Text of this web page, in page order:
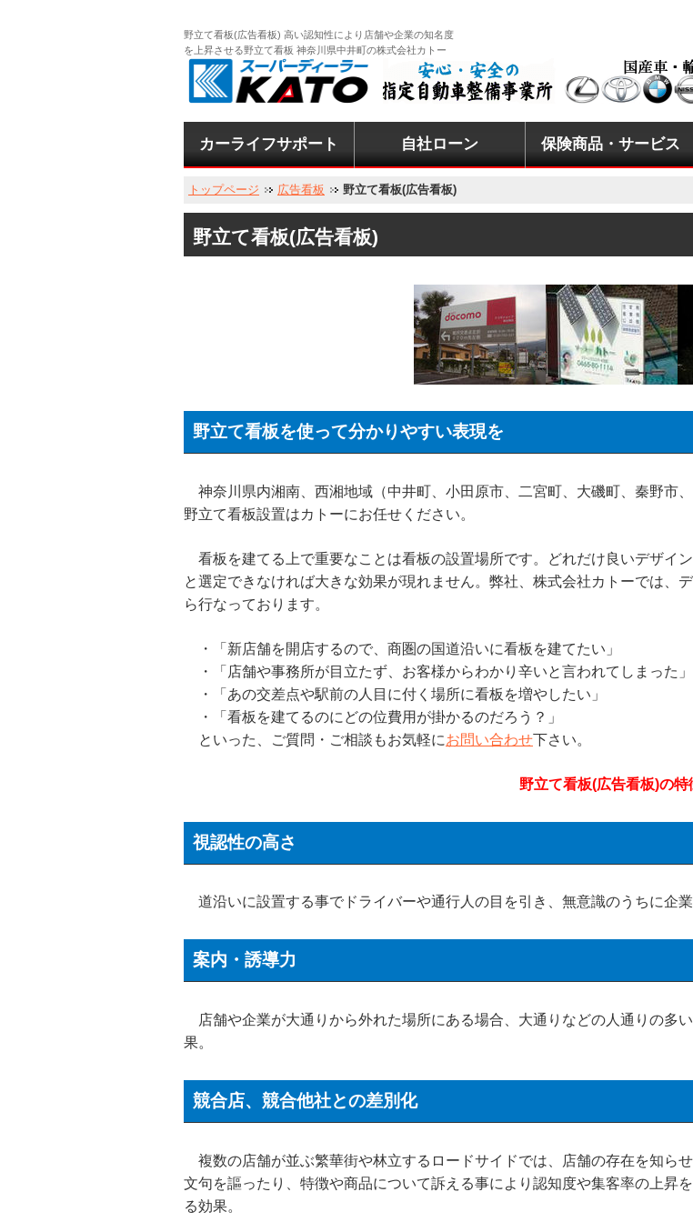
野立て看板(広告看板) 高い認知性により店舗や企業の知名度
を上昇させる野立て看板 神奈川県中井町の株式会社カトー
カーライフサポート
二宮営業所
マイカーセンター
新車・中古車販売 エコカー・HVカー
クリーンディーゼル
オススメの軽自動車
中古車買取査定
車検整備 車検見積もり
車検切れについて
指定自動車整備業
鈑金塗装
レンタカー
レッカーサービス
車の維持費を節約
EV充電スタンド
自社ローン 保険商品・サービス
トップページ 広告看板 野立て看板(広告看板)
野立て看板(広告看板)
野立て看板を使って分かりやすい表現を
神奈川県内湘南、西湘地域（中井町、小田原市、二宮町、大磯町、秦野市
野立て看板設置はカトーにお任せください。
看板を建てる上で重要なことは看板の設置場所です。どれだけ良いデザイ
と選定できなければ大きな効果が現れません。弊社、株式会社カトーでは、
ら行なっております。
・「新店舗を開店するので、商圏の国道沿いに看板を建てたい」
・「店舗や事務所が目立たず、お客様からわかり辛いと言われてしまった」
・「あの交差点や駅前の人目に付く場所に看板を増やしたい」
・「看板を建てるのにどの位費用が掛かるのだろう？」
といった、ご質問・ご相談もお気軽にお問い合わせ下さい。
野立て看板(広告看板)の特
視認性の高さ
道沿いに設置する事でドライバーや通行人の目を引き、無意識のうちに企
案内・誘導力
店舗や企業が大通りから外れた場所にある場合、大通りなどの人通りの多
果。
競合店、競合他社との差別化
複数の店舗が並ぶ繁華街や林立するロードサイドでは、店舗の存在を知ら
文句を謳ったり、特徴や商品について訴える事により認知度や集客率の上昇
る効果。